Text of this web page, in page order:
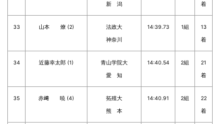
新 潟
着
33 山本 燎 (2)
法政大
神奈川
14:39.73 1組
13
着
34 近藤幸太郎 (1)
青山学院大
愛 知
14:40.54 2組
21
着
35 赤﨑 暁 (4)
拓殖大
熊 本
14:40.91 2組
22
着